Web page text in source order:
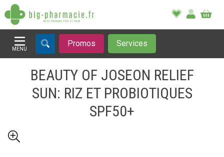
MENU
Afficher la navigation
Promos Services
BEAUTY OF JOSEON RELIEF
SUN: RIZ ET PROBIOTIQUES
SPF50+